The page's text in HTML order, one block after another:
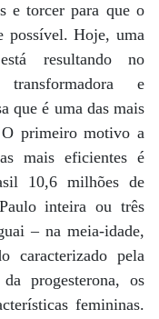
e torcer para que o
possível. Hoje, uma
resultando no
e
que é uma das mais
primeiro motivo a
mais eficientes é
10,6 milhões de
inteira ou três
– na meia-idade,
caracterizado pela
progesterona, os
femininas.